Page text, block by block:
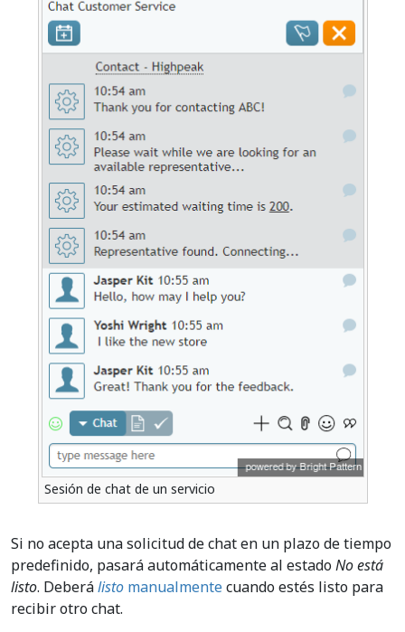
Sesión de chat de un servicio
Si no acepta una solicitud de chat en un plazo de tiempo
predefinido, pasará automáticamente al estadoNo está
listo. Deberálisto manualmentecuando estés listo para
recibir otro chat.